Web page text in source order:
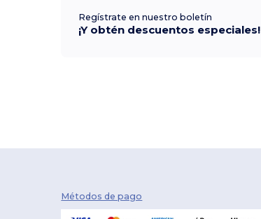
Regístrate en nuestro boletín
¡Y obtén descuentos especiales!
Métodos de pago